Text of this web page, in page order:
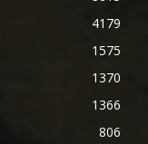
4179
1575
1370
1366
806